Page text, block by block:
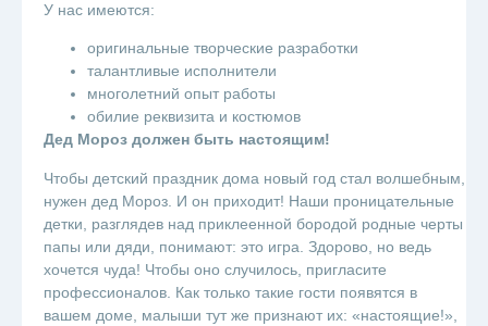
У нас имеются:
оригинальные творческие разработки
талантливые исполнители
многолетний опыт работы
обилие реквизита и костюмов
Дед Мороз должен быть настоящим!
Чтобы детский праздник дома новый год стал волшебным,
нужен дед Мороз. И он приходит! Наши проницательные
детки, разглядев над приклеенной бородой родные черты
папы или дяди, понимают: это игра. Здорово, но ведь
хочется чуда! Чтобы оно случилось, пригласите
профессионалов. Как только такие гости появятся в
вашем доме, малыши тут же признают их: «настоящие!»,